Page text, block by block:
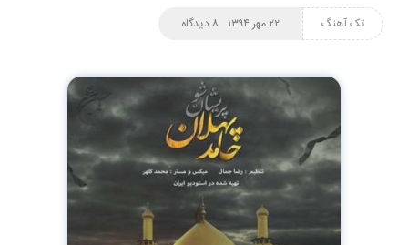
تک آهنگ ۸ دیدگاه ۲۲ مهر ۱۳۹۴